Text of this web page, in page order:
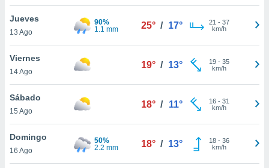
de
cookies
aceptar
Jueves
13 Ago
90%
1.1 mm
25° / 17° 21 - 37
km/h
Viernes
14 Ago
19° / 13° 19- 35
km/h
Sábado
15 Ago
18° / 11° 16- 31
km/h
Domingo
16 Ago
50%
2.2 mm
18° / 13° 18- 36
km/h